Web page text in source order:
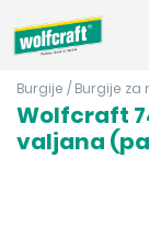
Burgije / Burgije za
Wolfcraft
valjana